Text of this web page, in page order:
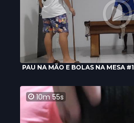
PAU NA MÃO E BOLAS NA MESA #1
10m 55s